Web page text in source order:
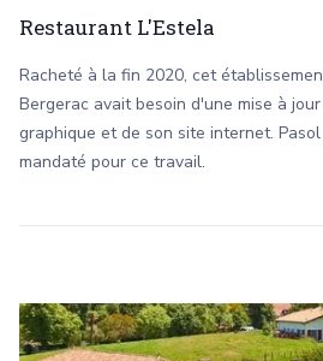
Restaurant L'Estela
Racheté à la fin 2020, cet
Bergerac avait besoin d'une mise à
graphique et de son site internet.
mandaté pour ce travail.